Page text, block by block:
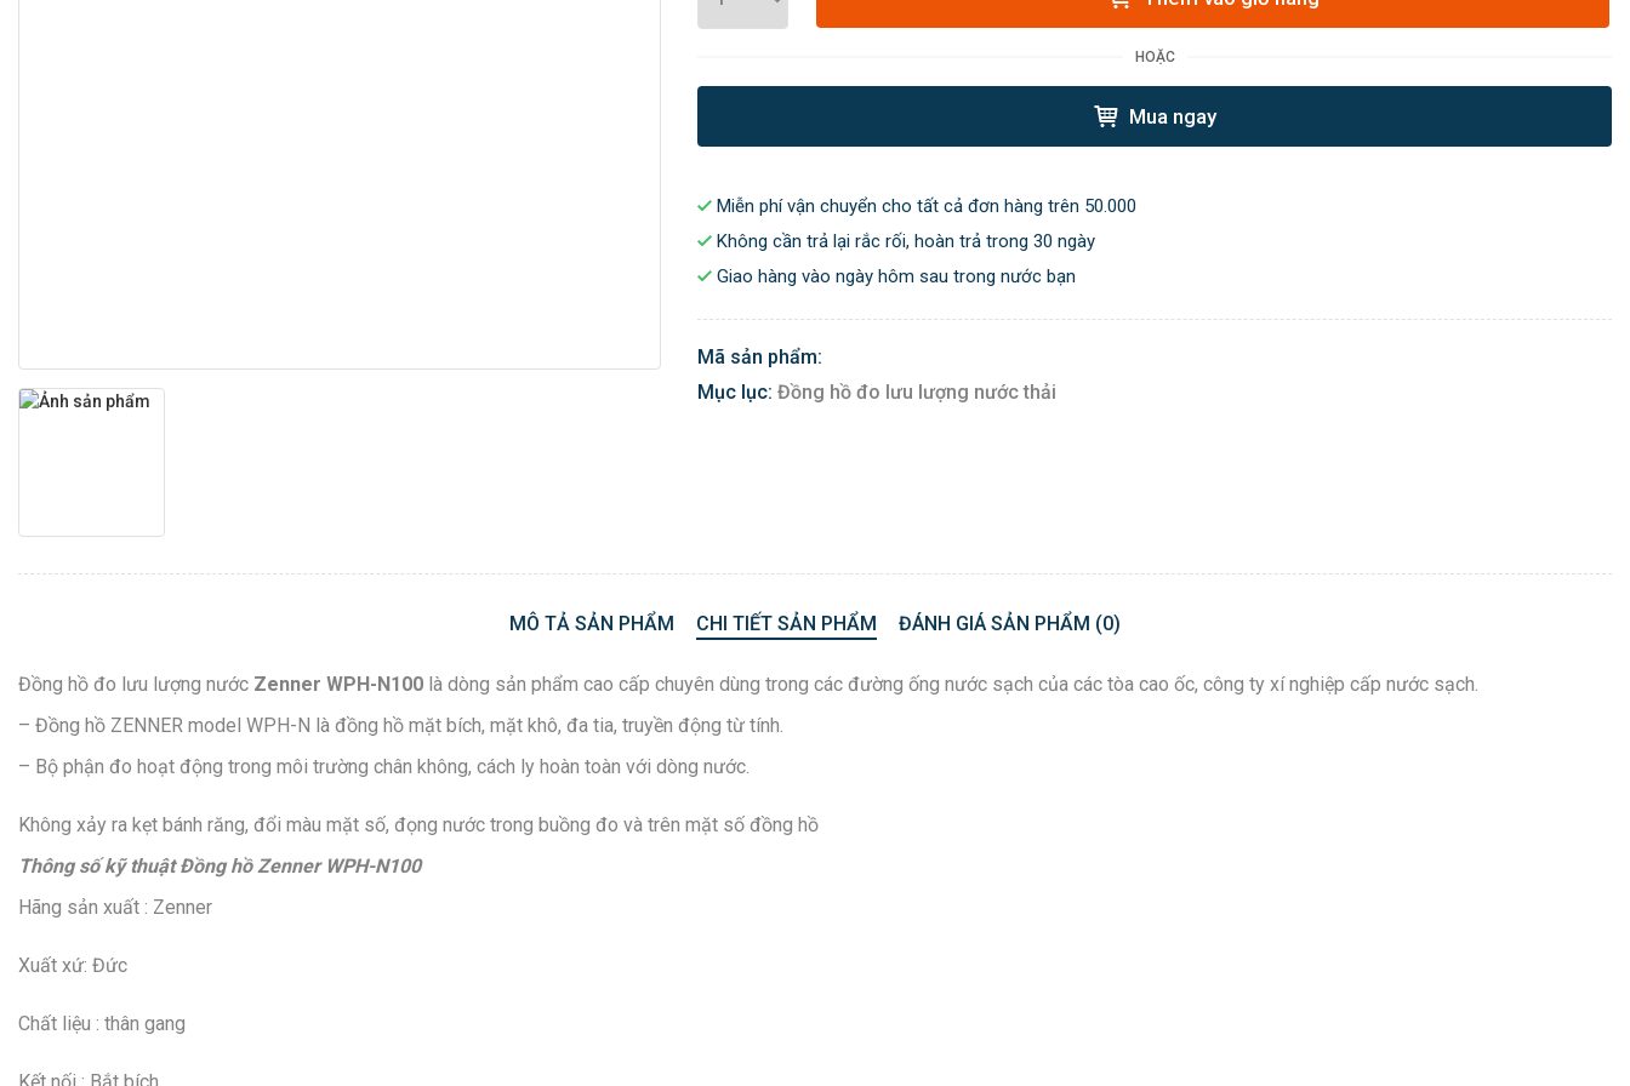
HOẶC
Mua ngay
Miễn phí vận chuyển cho tất cả đơn hàng trên 50.000
Không cần trả lại rắc rối, hoàn trả trong 30 ngày
Giao hàng vào ngày hôm sau trong nước bạn
Mã sản phẩm:
Mục lục: Đồng hồ đo lưu lượng nước thải
MÔ TẢ SẢN PHẨM CHI TIẾT SẢN PHẨM ĐÁNH GIÁ SẢN PHẨM (0)
Đồng hồ đo lưu lượng nước Zenner WPH-N100 là dòng sản phẩm cao cấp chuyên dùng trong các đường ống nước sạch của các tòa cao ốc, công ty xí nghiệp cấp nước sạch.
– Đồng hồ ZENNER model WPH-N là đồng hồ mặt bích, mặt khô, đa tia, truyền động từ tính.
– Bộ phận đo hoạt động trong môi trường chân không, cách ly hoàn toàn với dòng nước.
Không xảy ra kẹt bánh răng, đổi màu mặt số, đọng nước trong buồng đo và trên mặt số đồng hồ
Thông số kỹ thuật Đồng hồ Zenner WPH-N100
Hãng sản xuất : Zenner
Xuất xứ: Đức
Chất liệu : thân gang